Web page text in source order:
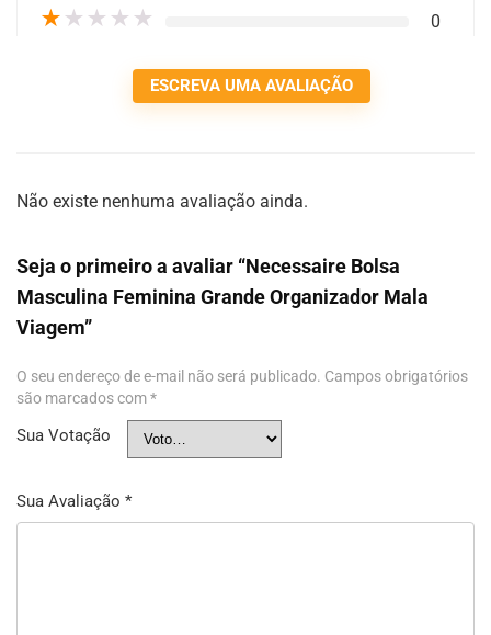
★ ★ ★ ★ ★ 0
ESCREVA UMA AVALIAÇÃO
Não existe nenhuma avaliação ainda.
Seja o primeiro a avaliar “Necessaire Bolsa
Masculina Feminina Grande Organizador Mala
Viagem”
O seu endereço de e-mail não será publicado. Campos obrigatórios
são marcados com*
Sua Votação
Sua Avaliação *